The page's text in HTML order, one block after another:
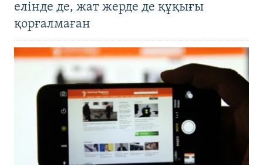
елінде де, жат жерде де құқығы
қорғалмаған